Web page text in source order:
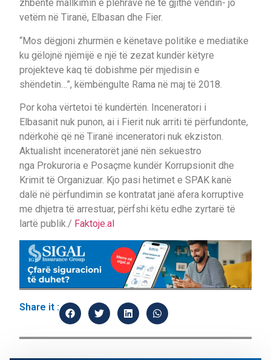
zhbënte mallkimin e plehrave në të gjithë vendin- jo
vetëm në Tiranë, Elbasan dhe Fier.
“Mos dëgjoni zhurmën e kënetave politike e mediatike
ku gëlojnë njëmijë e një të zezat kundër këtyre
projekteve kaq të dobishme për mjedisin e
shëndetin…”, këmbëngulte Rama në maj të 2018.
Por koha vërtetoi të kundërtën. Inceneratori i
Elbasanit nuk punon, ai i Fierit nuk arriti të përfundonte,
ndërkohë që në Tiranë inceneratori nuk ekziston.
Aktualisht inceneratorët janë nën sekuestro
nga Prokuroria e Posaçme kundër Korrupsionit dhe
Krimit të Organizuar. Kjo pasi hetimet e SPAK kanë
dalë në përfundimin se kontratat janë afera korruptive
me dhjetra të arrestuar, përfshi këtu edhe zyrtarë të
lartë publik./ Faktoje.al
Share it :